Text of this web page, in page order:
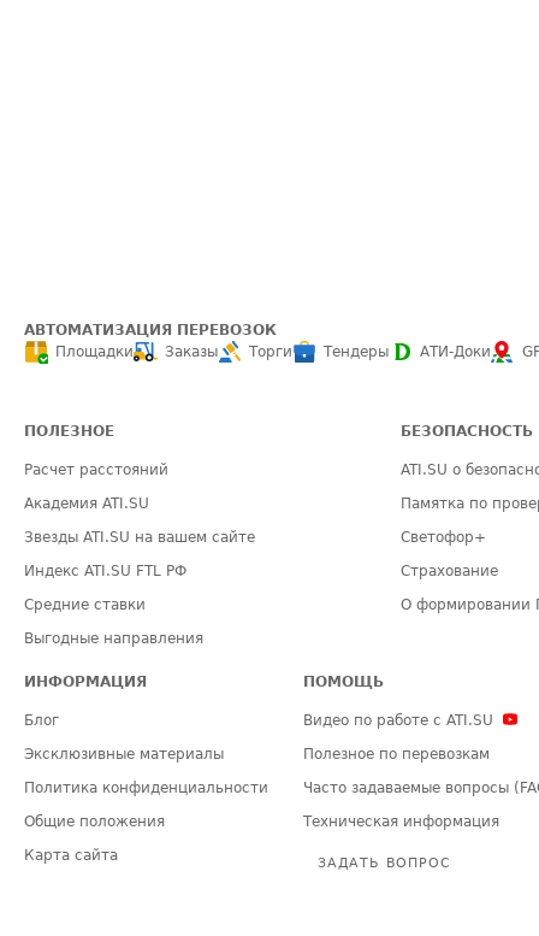
АВТОМАТИЗАЦИЯ ПЕРЕВОЗОК
Площадки
Заказы Торги Тендеры АТИ-Доки
ПОЛЕЗНОЕ
Расчет расстояний
Академия ATI.SU
Звезды ATI.SU на вашем сайте
Индекс ATI.SU FTL РФ
Средние ставки
Выгодные направления
БЕЗОПАСНОСТЬ
ATI.SU о
Памятка по
Светофор+
Страхование
О формировании
ИНФОРМАЦИЯ
Блог
Эксклюзивные материалы
Политика конфиденциальности
Общие положения
Карта сайта
ПОМОЩЬ
Видео по работе с ATI.SU
Полезное по перевозкам
Часто задаваемые вопросы
Техническая информация
ЗАДАТЬ ВОПРОС